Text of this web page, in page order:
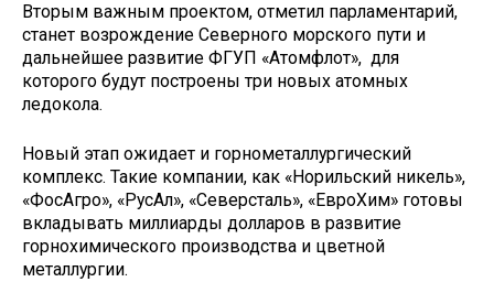
Вторым важным проектом, отметил парламентарий,
станет возрождение Северного морского пути и
дальнейшее развитие ФГУП «Атомфлот», для
которого будут построены три новых атомных
ледокола.
Новый этап ожидает и горнометаллургический
комплекс. Такие компании, как «Норильский никель»,
«ФосАгро», «РусАл», «Северсталь», «ЕвроХим» готовы
вкладывать миллиарды долларов в развитие
горнохимического производства и цветной
металлургии.